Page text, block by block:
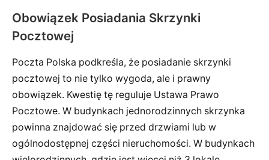
Obowiązek Posiadania Skrzynki
Pocztowej
Poczta Polska podkreśla, że posiadanie skrzynki
pocztowej to nie tylko wygoda, ale i prawny
obowiązek. Kwestię tę reguluje Ustawa Prawo
Pocztowe. W budynkach jednorodzinnych skrzynka
powinna znajdować się przed drzwiami lub w
ogólnodostępnej części nieruchomości. W budynkach